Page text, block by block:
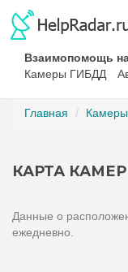
Взаимопомощь
Камеры ГИБДД
Главная Камеры
КАРТА
Данные о
ежедневно.